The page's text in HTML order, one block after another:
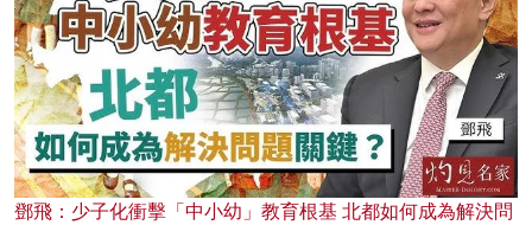
鄧飛：少子化衝擊「中小幼」教育根基 北都如何成為解決問